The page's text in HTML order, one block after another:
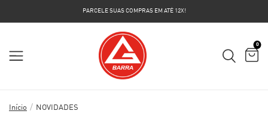
PARCELE SUAS COMPRAS EM ATÉ 12X!
0
Início / NOVIDADES